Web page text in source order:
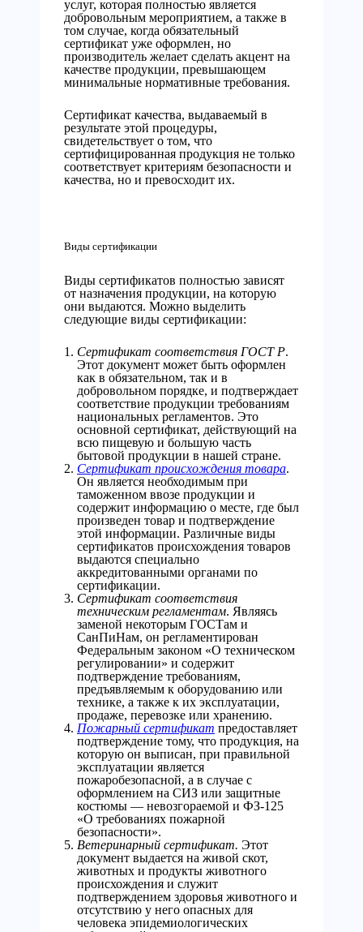
услуг, которая полностью является
добровольным мероприятием, а также в
том случае, когда обязательный
сертификат уже оформлен, но
производитель желает сделать акцент на
качестве продукции, превышающем
минимальные нормативные требования.
Сертификат качества, выдаваемый в
результате этой процедуры,
свидетельствует о том, что
сертифицированная продукция не только
соответствует критериям безопасности и
качества, но и превосходит их.
Виды сертификации
Виды сертификатов полностью зависят
от назначения продукции, на которую
они выдаются. Можно выделить
следующие виды сертификации:
Сертификат соответствия ГОСТ Р.
Этот документ может быть оформлен
как в обязательном, так и в
добровольном порядке, и подтверждает
соответствие продукции требованиям
национальных регламентов. Это
основной сертификат, действующий на
всю пищевую и большую часть
бытовой продукции в нашей стране.
Сертификат происхождения товара.
Он является необходимым при
таможенном ввозе продукции и
содержит информацию о месте, где был
произведен товар и подтверждение
этой информации. Различные виды
сертификатов происхождения товаров
выдаются специально
аккредитованными органами по
сертификации.
Сертификат соответствия
техническим регламентам. Являясь
заменой некоторым ГОСТам и
СанПиНам, он регламентирован
Федеральным законом «О техническом
регулировании» и содержит
подтверждение требованиям,
предъявляемым к оборудованию или
технике, а также к их эксплуатации,
продаже, перевозке или хранению.
Пожарный сертификат предоставляет
подтверждение тому, что продукция, на
которую он выписан, при правильной
эксплуатации является
пожаробезопасной, а в случае с
оформлением на СИЗ или защитные
костюмы — невозгораемой и ФЗ-125
«О требованиях пожарной
безопасности».
Ветеринарный сертификат. Этот
документ выдается на живой скот,
животных и продукты животного
происхождения и служит
подтверждением здоровья животного и
отсутствию у него опасных для
человека эпидемиологических